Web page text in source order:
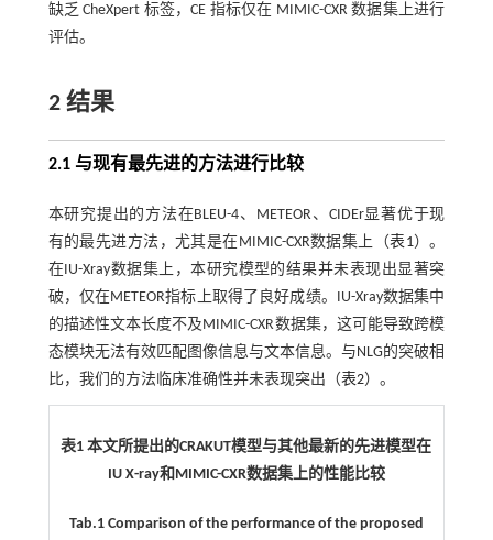
缺乏 CheXpert 标签，CE 指标仅在 MIMIC-CXR 数据集上进行
评估。
2 结果
2.1 与现有最先进的方法进行比较
本研究提出的方法在BLEU-4、METEOR、CIDEr显著优于现
有的最先进方法，尤其是在MIMIC-CXR数据集上（表1）。
在IU-Xray数据集上，本研究模型的结果并未表现出显著突
破，仅在METEOR指标上取得了良好成绩。IU-Xray数据集中
的描述性文本长度不及MIMIC-CXR数据集，这可能导致跨模
态模块无法有效匹配图像信息与文本信息。与NLG的突破相
比，我们的方法临床准确性并未表现突出（表2）。
表1 本文所提出的CRAKUT模型与其他最新的先进模型在
IU X-ray和MIMIC-CXR数据集上的性能比较
Tab.1 Comparison of the performance of the proposed